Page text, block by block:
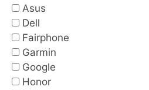
Asus
Dell
Fairphone
Garmin
Google
Honor